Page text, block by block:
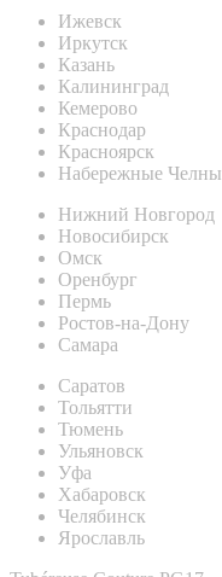
Ижевск
Иркутск
Казань
Калининград
Кемерово
Краснодар
Красноярск
Набережные Челны
Нижний Новгород
Новосибирск
Омск
Оренбург
Пермь
Ростов-на-Дону
Самара
Саратов
Тольятти
Тюмень
Ульяновск
Уфа
Хабаровск
Челябинск
Ярославль